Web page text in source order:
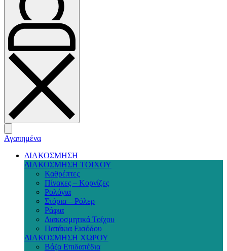
Αγαπημένα
ΔΙΑΚΟΣΜΗΣΗ
ΔΙΑΚΟΣΜΗΣΗ ΤΟΙΧΟΥ
Καθρέπτες
Πίνακες – Κορνίζες
Ρολόγια
Στόρια – Ρόλερ
Ράφια
Διακοσμητικά Τοίχου
Πατάκια Εισόδου
ΔΙΑΚΟΣΜΗΣΗ ΧΩΡΟΥ
Βάζα Επιδαπέδια